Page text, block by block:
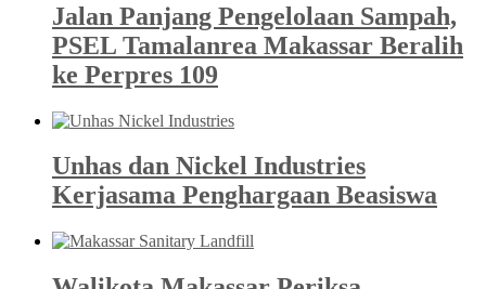
Jalan Panjang Pengelolaan Sampah,
PSEL Tamalanrea Makassar Beralih
ke Perpres 109
Unhas dan Nickel Industries
Kerjasama Penghargaan Beasiswa